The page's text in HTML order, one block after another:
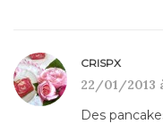
CRISPX
22/01/2013
Des